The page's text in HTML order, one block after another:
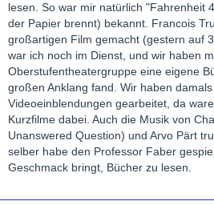
lesen. So war mir natürlich "Fahrenheit
der Papier brennt) bekannt. Francois
großartigen Film gemacht (gestern auf
war ich noch im Dienst, und wir haben
Oberstufentheatergruppe eine eigene
großen Anklang fand. Wir haben
Videoeinblendungen gearbeitet, da
Kurzfilme dabei. Auch die Musik von
Unanswered Question) und Arvo Pärt
selber habe den Professor Faber
Geschmack bringt, Bücher zu lesen.